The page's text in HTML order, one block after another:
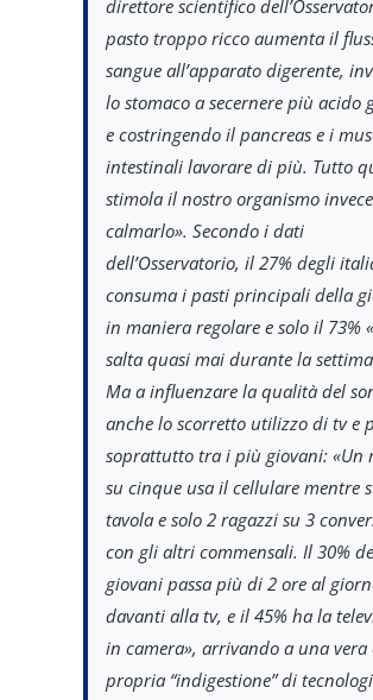
direttore scientifico
pasto troppo ricco aumenta il
sangue all’apparato digerente,
lo stomaco a secernere più acido
e costringendo il pancreas e i
intestinali lavorare di più. Tutto
stimola il nostro organismo
calmarlo». Secondo i dati
dell’Osservatorio, il 27% degli
consuma i pasti principali della
in maniera regolare e solo il 73%
salta quasi mai durante la
Ma a influenzare la qualità del
anche lo scorretto utilizzo di tv e
soprattutto tra i più giovani: «Un
su cinque usa il cellulare mentre
tavola e solo 2 ragazzi su 3
con gli altri commensali. Il 30%
giovani passa più di 2 ore al
davanti alla tv, e il 45% ha la
in camera», arrivando a una vera
propria “indigestione” di